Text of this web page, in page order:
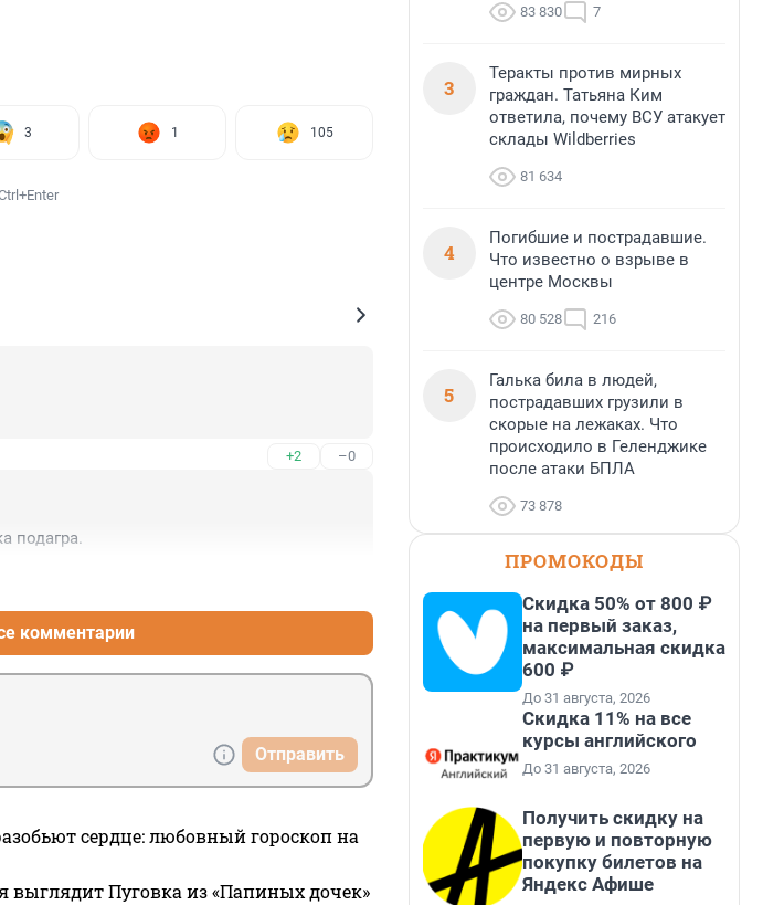
3 1 105
+2 –0
подагра.
комментарии
Отправить
сердце: любовный гороскоп на
выглядит Пуговка из «Папиных дочек»
83 830 7
3
Теракты против мирных
граждан. Татьяна Ким
ответила, почему ВСУ атакует
склады Wildberries
81 634
4
Погибшие и пострадавшие.
Что известно о взрыве в
центре Москвы
80 528 216
5
Галька била в людей,
пострадавших грузили в
скорые на лежаках. Что
происходило в Геленджике
после атаки БПЛА
73 878
ПРОМОКОДЫ
Скидка 50% от 800 ₽
на первый заказ,
максимальная скидка
600 ₽
До 31 августа, 2026
Скидка 11% на все
курсы английского
До 31 августа, 2026
Получить скидку на
первую и повторную
покупку билетов на
Яндекс Афише